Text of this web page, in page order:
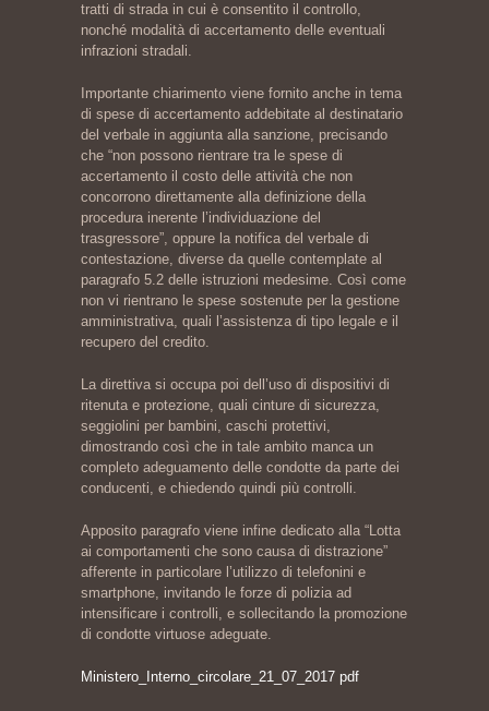
tratti di strada in cui è consentito il controllo,
nonché modalità di accertamento delle eventuali
infrazioni stradali.
Importante chiarimento viene fornito anche in tema
di spese di accertamento addebitate al destinatario
del verbale in aggiunta alla sanzione, precisando
che “non possono rientrare tra le spese di
accertamento il costo delle attività che non
concorrono direttamente alla definizione della
procedura inerente l’individuazione del
trasgressore”, oppure la notifica del verbale di
contestazione, diverse da quelle contemplate al
paragrafo 5.2 delle istruzioni medesime. Così come
non vi rientrano le spese sostenute per la gestione
amministrativa, quali l’assistenza di tipo legale e il
recupero del credito.
La direttiva si occupa poi dell’uso di dispositivi di
ritenuta e protezione, quali cinture di sicurezza,
seggiolini per bambini, caschi protettivi,
dimostrando così che in tale ambito manca un
completo adeguamento delle condotte da parte dei
conducenti, e chiedendo quindi più controlli.
Apposito paragrafo viene infine dedicato alla “Lotta
ai comportamenti che sono causa di distrazione”
afferente in particolare l’utilizzo di telefonini e
smartphone, invitando le forze di polizia ad
intensificare i controlli, e sollecitando la promozione
di condotte virtuose adeguate.
Ministero_Interno_circolare_21_07_2017 pdf